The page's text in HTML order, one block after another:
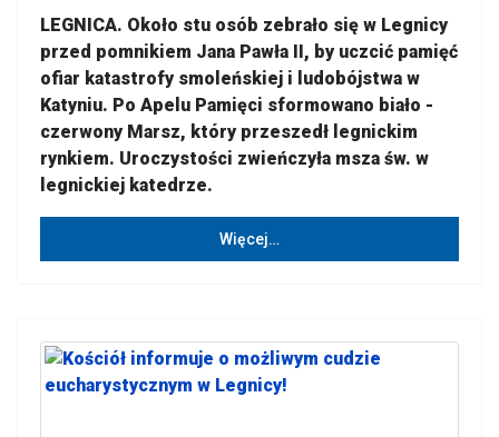
LEGNICA. Około stu osób zebrało się w Legnicy
przed pomnikiem Jana Pawła II, by uczcić pamięć
ofiar katastrofy smoleńskiej i ludobójstwa w
Katyniu. Po Apelu Pamięci sformowano biało -
czerwony Marsz, który przeszedł legnickim
rynkiem. Uroczystości zwieńczyła msza św. w
legnickiej katedrze.
Więcej…